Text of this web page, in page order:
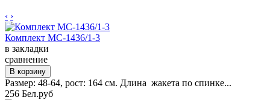
‹ ›
Комплект MC-1436/1-3
в закладки
сравнение
Размер: 48-64, рост: 164 см. Длина жакета по спинке...
256 Бел.руб